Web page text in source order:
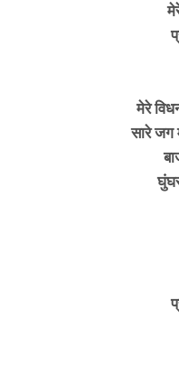
मेरे
सारे जग